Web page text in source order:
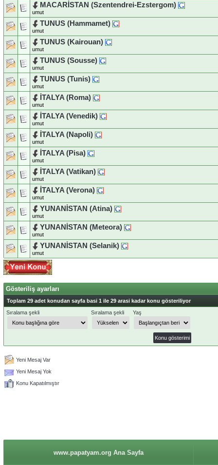
MACARİSTAN (Szentendrei-Ezstergom)
umut
TUNUS (Hammamet)
umut
TUNUS (Kairouan)
umut
TUNUS (Sousse)
umut
TUNUS (Tunis)
umut
İTALYA (Roma)
umut
İTALYA (Venedik)
umut
İTALYA (Napoli)
umut
İTALYA (Pisa)
umut
İTALYA (Vatikan)
umut
İTALYA (Verona)
umut
YUNANİSTAN (Atina)
umut
YUNANİSTAN (Meteora)
umut
YUNANİSTAN (Selanik)
umut
Gösteriliş ayarları
Toplam 29 adet konudan sayfa basi 1 ile 29 arasi kadar konu gösteriliyor
Sıralama şekli
Sıralama şekli Yaş
Yeni Mesaj Var
Yeni Mesaj Yok
Konu Kapatılmıştır
www.papatyam.org Ana Sayfa